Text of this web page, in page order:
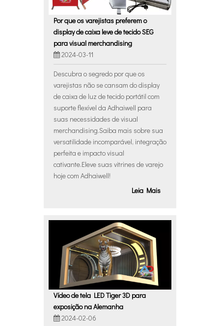
Por que os varejistas preferem o
display de caixa leve de tecido SEG
para visual merchandising
2024-03-11
Descubra o segredo por que os
varejistas não se cansam do display
de caixa de luz de tecido portátil com
suporte flexível da Adhaiwell para
suas necessidades de visual
merchandising.Saiba mais sobre sua
versatilidade incomparável, integração
perfeita e impacto visual
cativante.Eleve suas vitrines de varejo
hoje com Adhaiwell!
Leia Mais
Vídeo de tela LED Tiger 3D para
exposição na Alemanha
2024-02-06